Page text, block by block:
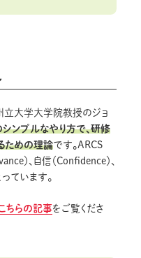
立大学大学院教授のジョ
ンプルなやり方で、研修
ための理論です。ARCS
）、自信（Confidence）、
ています。
ちらの記事をご覧くださ